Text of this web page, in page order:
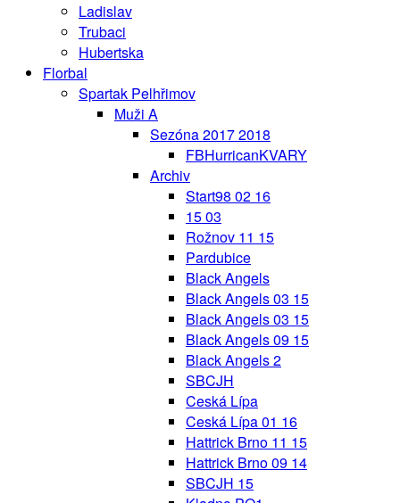
Ladislav
Trubaci
Hubertska
Florbal
Spartak Pelhřimov
Muži A
Sezóna 2017 2018
FBHurricanKVARY
Archiv
Start98 02 16
15 03
Rožnov 11 15
Pardubice
Black Angels
Black Angels 03 15
Black Angels 03 15
Black Angels 09 15
Black Angels 2
SBCJH
Ceská Lípa
Ceská Lípa 01 16
Hattrick Brno 11 15
Hattrick Brno 09 14
SBCJH 15